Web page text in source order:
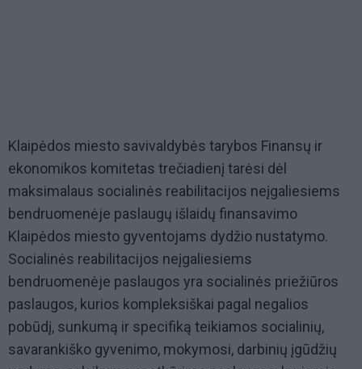
Klaipėdos miesto savivaldybės tarybos Finansų ir
ekonomikos komitetas trečiadienį tarėsi dėl
maksimalaus socialinės reabilitacijos neįgaliesiems
bendruomenėje paslaugų išlaidų finansavimo
Klaipėdos miesto gyventojams dydžio nustatymo.
Socialinės reabilitacijos neįgaliesiems
bendruomenėje paslaugos yra socialinės priežiūros
paslaugos, kurios kompleksiškai pagal negalios
pobūdį, sunkumą ir specifiką teikiamos socialinių,
savarankiško gyvenimo, mokymosi, darbinių įgūdžių